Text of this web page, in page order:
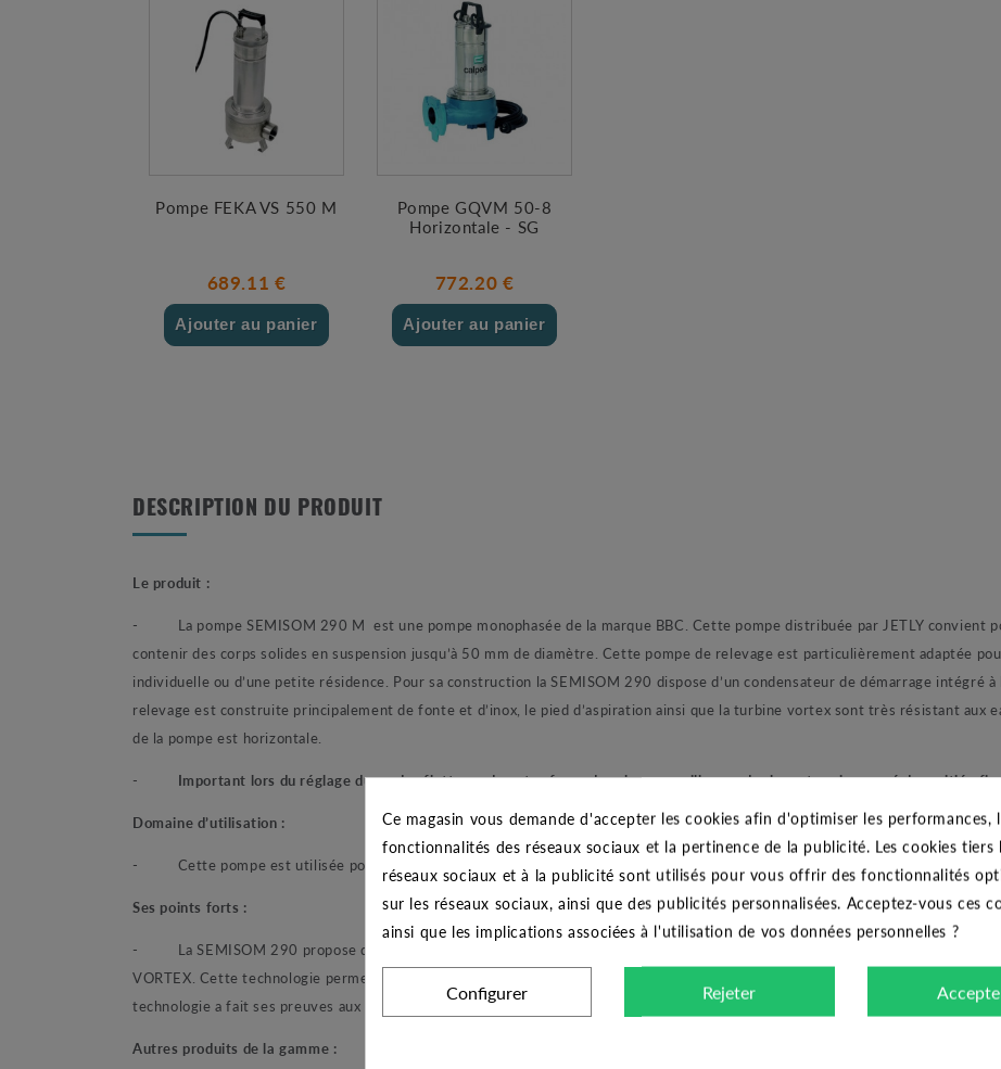
Pompe FEKA VS 550 M
689.11 €
Ajouter au panier
Pompe GQVM 50-8
Horizontale - SG
772.20 €
Ajouter au panier
DESCRIPTION DU PRODUIT
Le produit :
- La pompe SEMISOM 290 M est une pompe monophasée de la marque BBC. Cette pompe distribuée par JETLY convient
contenir des corps solides en suspension jusqu’à 50 mm de diamètre. Cette pompe de relevage est particulièrement adaptée
individuelle ou d’une petite résidence. Pour sa construction la SEMISOM 290 dispose d’un condensateur de démarrage intégré
relevage est construite principalement de fonte et d’inox, le pied d’aspiration ainsi que la turbine vortex sont très résistant aux
de la pompe est horizontale.
- Important lors du réglage du ou des flotteurs de votre fosse de relevage veillez garder le moteur immergé de moitié
Domaine d’utilisation :
- Cette pompe est utilisée pour les évacuations d’eaux chargées d’habitation individuelle, d’une petite résidence, d’une
Ses points forts :
- La SEMISOM 290 propose de nombreux avantages parmi lesquels, un condensateur intégré à la pompe. Le principal atout
VORTEX. Cette technologie permet de créer un phénomène de tourbillon dans la volute de la pompe et ainsi limiter
technologie a fait ses preuves aux fils des années et procure une véritable sérénité quant au fonctionnement de la pompe.
Autres produits de la gamme :
Ce magasin vous demande d'accepter les cookies afin d'optimiser les performances,
fonctionnalités des réseaux sociaux et la pertinence de la publicité. Les cookies tiers
réseaux sociaux et à la publicité sont utilisés pour vous offrir des fonctionnalités
sur les réseaux sociaux, ainsi que des publicités personnalisées. Acceptez-vous ces
ainsi que les implications associées à l'utilisation de vos données personnelles ?
Configurer Rejeter